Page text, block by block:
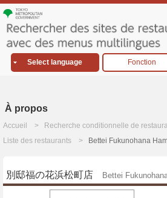
Select language Fonction
À propos
Accueil
Recherche conditionnelle de
Liste des restaurants
Bettei Fukunohana
別邸福の花浜松町店 Bettei